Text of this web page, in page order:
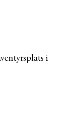
i